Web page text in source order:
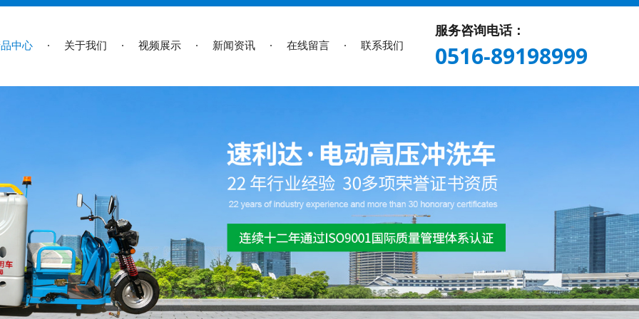
中心 关于我们 视频展示 新闻资讯 在线留言 联系我们
服务咨询电话：
0516-89198999